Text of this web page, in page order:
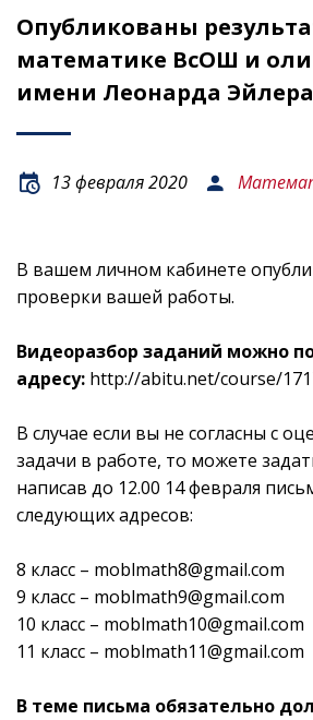
Опубликованы
математике ВсОШ и
имени Леонарда Эйлера
13 февраля 2020
В вашем личном кабинете
проверки вашей работы.
Видеоразбор заданий можно
адресу: http://abitu.net/course/
В случае если вы не согласны с
задачи в работе, то можете
написав до 12.00 14 февраля
следующих адресов:
8 класс – moblmath8@gmail.com
9 класс – moblmath9@gmail.com
10 класс – moblmath10@gmail.com
11 класс – moblmath11@gmail.com
В теме письма обязательно